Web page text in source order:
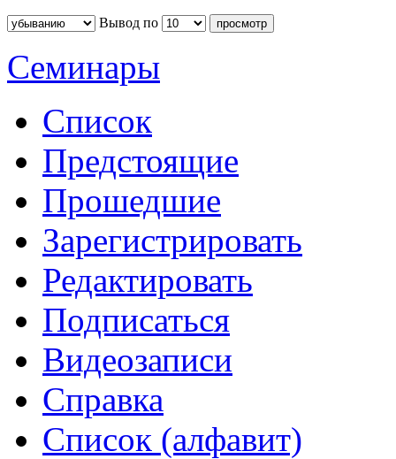
Вывод по
Семинары
Список
Предстоящие
Прошедшие
Зарегистрировать
Редактировать
Подписаться
Видеозаписи
Справка
Список (алфавит)